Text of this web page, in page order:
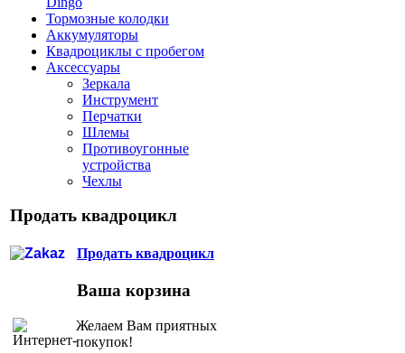
Тормозные колодки
Аккумуляторы
Квадроциклы с пробегом
Аксессуары
Зеркала
Инструмент
Перчатки
Шлемы
Противоугонные
устройства
Чехлы
Продать квадроцикл
Продать квадроцикл
Ваша корзина
Желаем Вам приятных
покупок!